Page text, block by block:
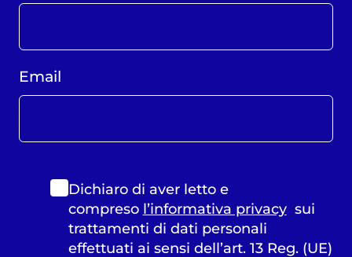
Email
Dichiaro di aver letto e
compreso l’informativa privacysui
trattamenti di dati personali
effettuati ai sensi dell’art. 13 Reg. (UE)